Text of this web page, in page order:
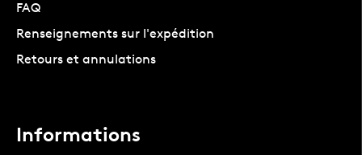
FAQ
Renseignements sur l'expédition
Retours et annulations
Informations